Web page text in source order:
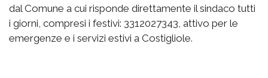
dal Comune a cui risponde direttamente il sindaco tutti
i giorni, compresi i festivi: 3312027343, attivo per le
emergenze e i servizi estivi a Costigliole.